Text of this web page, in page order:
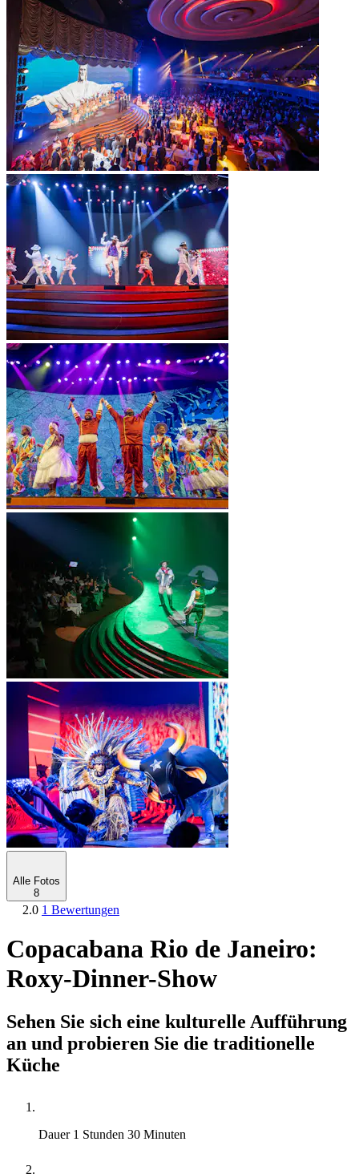
Alle Fotos
8
2.0 1 Bewertungen
Copacabana Rio de Janeiro:
Roxy-Dinner-Show
Sehen Sie sich eine kulturelle Aufführung
an und probieren Sie die traditionelle
Küche
Dauer 1 Stunden 30 Minuten